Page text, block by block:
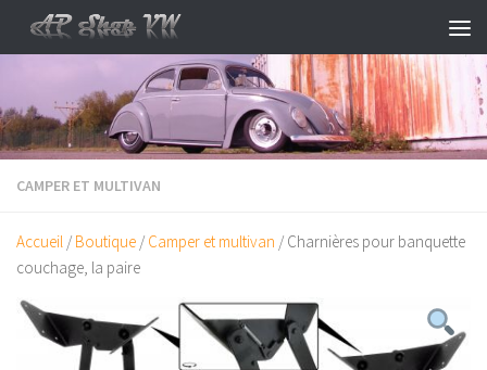
Skip to content
CAMPER ET MULTIVAN
Accueil / Boutique / Camper et multivan / Charnières pour banquette
couchage, la paire